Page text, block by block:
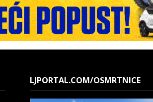
LJPORTAL.COM/OSMRTNICE